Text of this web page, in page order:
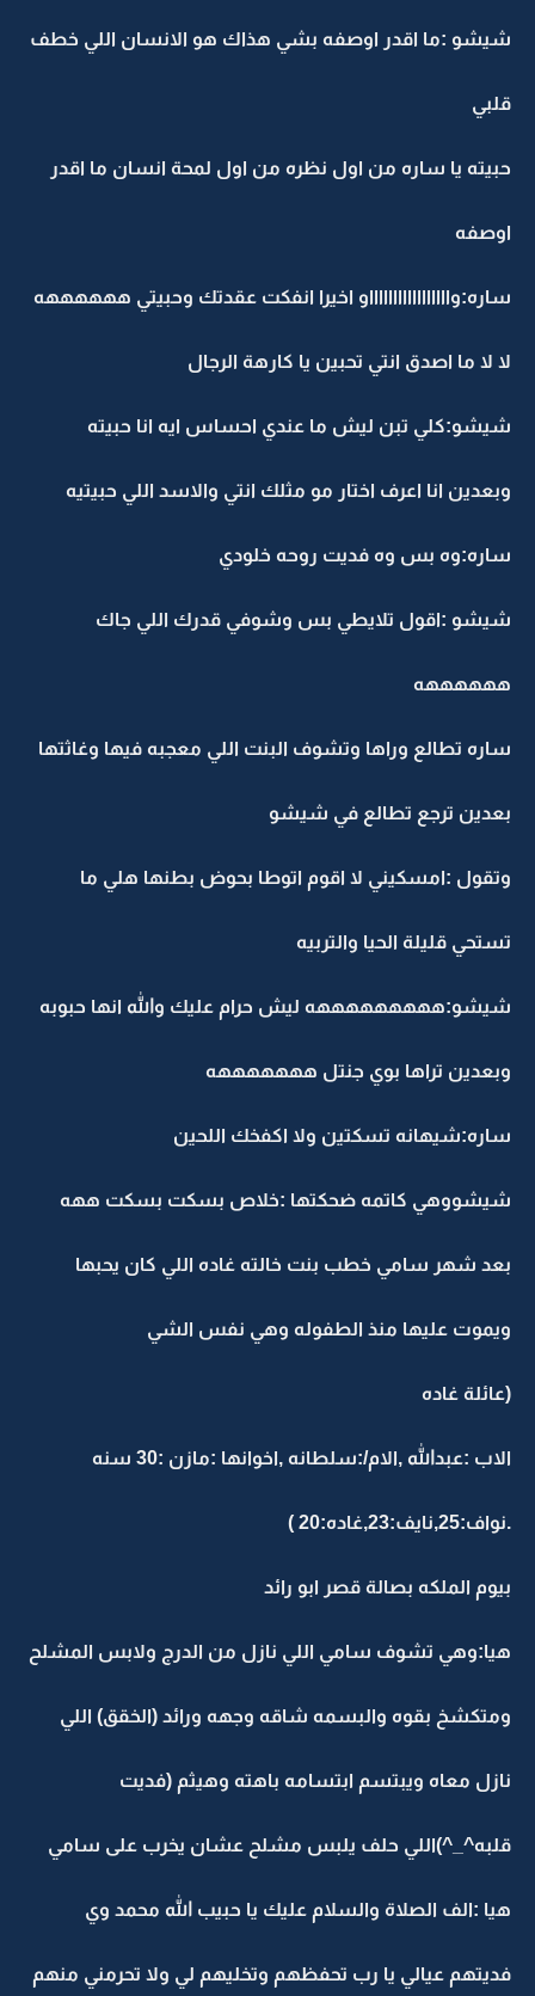
شيشو :ما اقدر اوصفه بشي هذاك هو الانسان اللي خطف
قلبي
حبيته يا ساره من اول نظره من اول لمحة انسان ما اقدر
اوصفه
ساره:واااااااااااااااااو اخيرا انفكت عقدتك وحبيتي ههههههه
لا لا ما اصدق انتي تحبين يا كارهة الرجال
شيشو:كلي تبن ليش ما عندي احساس ايه انا حبيته
وبعدين انا اعرف اختار مو مثلك انتي والاسد اللي حبيتيه
ساره:وه بس وه فديت روحه خلودي
شيشو :اقول تلايطي بس وشوفي قدرك اللي جاك
ههههههه
ساره تطالع وراها وتشوف البنت اللي معجبه فيها وغاثتها
بعدين ترجع تطالع في شيشو
وتقول :امسكيني لا اقوم اتوطا بحوض بطنها هلي ما
تستحي قليلة الحيا والتربيه
شيشو:هههههههههه ليش حرام عليك والله انها حبوبه
وبعدين تراها بوي جنتل هههههههه
ساره:شيهانه تسكتين ولا اكفخك اللحين
شيشووهي كاتمه ضحكتها :خلاص بسكت بسكت ههه
بعد شهر سامي خطب بنت خالته غاده اللي كان يحبها
ويموت عليها منذ الطفوله وهي نفس الشي
(عائلة غاده
الاب :عبدالله ,الام/:سلطانه ,اخوانها :مازن :30 سنه
.نواف:25,نايف:23,غاده:20 )
بيوم الملكه بصالة قصر ابو رائد
هيا:وهي تشوف سامي اللي نازل من الدرج ولابس المشلح
ومتكشخ بقوه والبسمه شاقه وجهه ورائد (الخقق) اللي
نازل معاه ويبتسم ابتسامه باهته وهيثم (فديت
قلبه^_^)اللي حلف يلبس مشلح عشان يخرب على سامي
هيا :الف الصلاة والسلام عليك يا حبيب الله محمد وي
فديتهم عيالي يا رب تحفظهم وتخليهم لي ولا تحرمني منهم